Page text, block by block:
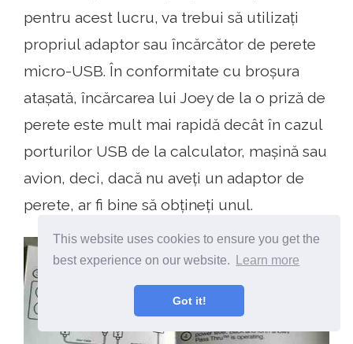
This website uses cookies to ensure you get the
best experience on our website.
Learn more
Got it!
pentru acest lucru, va trebui să utilizați
propriul adaptor sau încărcător de perete
micro-USB. În conformitate cu broșura
atașată, încărcarea lui Joey de la o priză de
perete este mult mai rapidă decât în ​​cazul
porturilor USB de la calculator, mașină sau
avion, deci, dacă nu aveți un adaptor de
perete, ar fi bine să obțineți unul.